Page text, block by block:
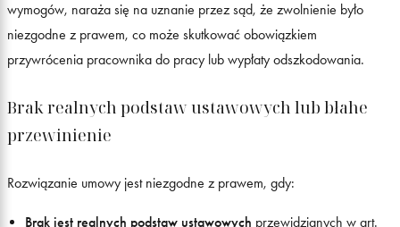
wymogów, naraża się na uznanie przez sąd, że zwolnienie było
niezgodne z prawem, co może skutkować obowiązkiem
przywrócenia pracownika do pracy lub wypłaty odszkodowania.
Brak realnych podstaw ustawowych lub błahe
przewinienie
Rozwiązanie umowy jest niezgodne z prawem, gdy:
Brak jest realnych podstaw ustawowych przewidzianych w art.